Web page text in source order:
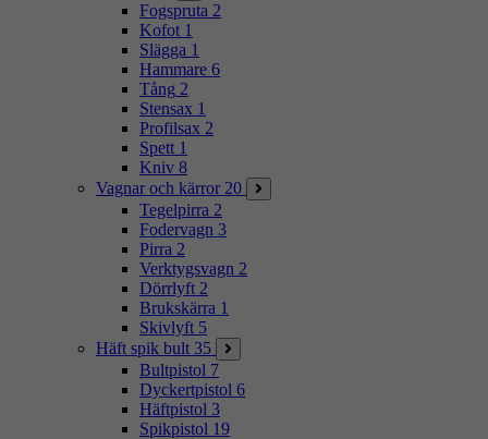
Fogspruta 2
Kofot 1
Slägga 1
Hammare 6
Tång 2
Stensax 1
Profilsax 2
Spett 1
Kniv 8
Vagnar och kärror 20
Tegelpirra 2
Fodervagn 3
Pirra 2
Verktygsvagn 2
Dörrlyft 2
Brukskärra 1
Skivlyft 5
Häft spik bult 35
Bultpistol 7
Dyckertpistol 6
Häftpistol 3
Spikpistol 19